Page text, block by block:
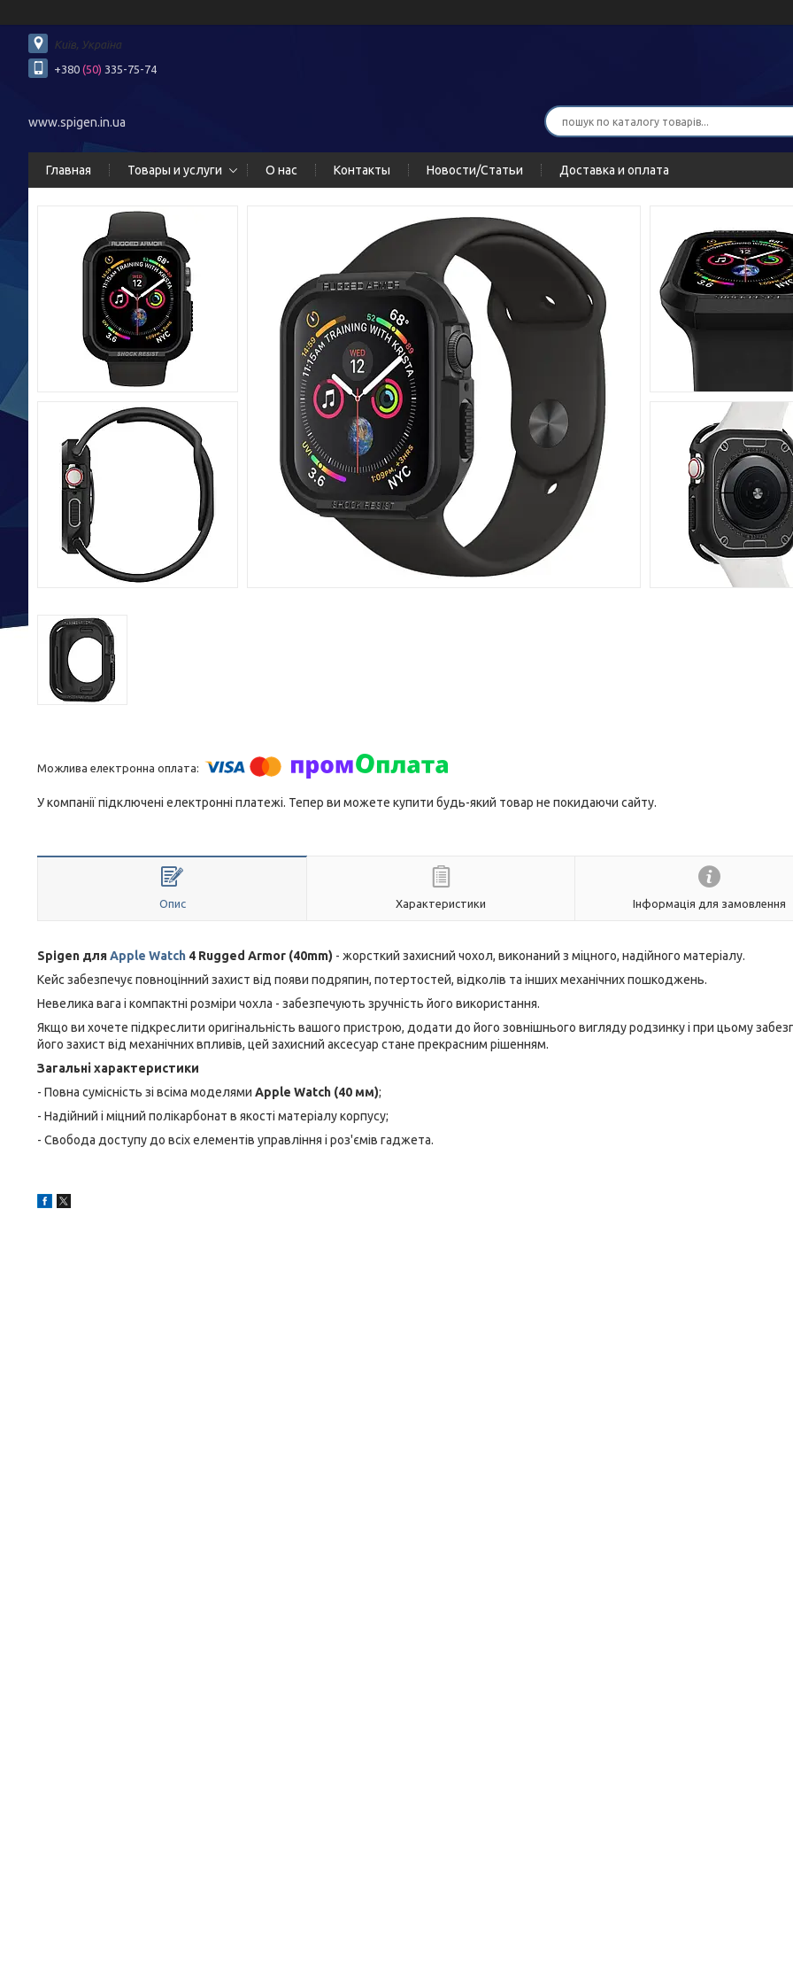
Київ, Україна
+380 (50) 335-75-74
www.spigen.in.ua
Главная Товары и услуги О нас Контакты Новости/Статьи Доставка и оплата
У компанії підключені електронні платежі. Тепер ви можете купити будь-який товар не покидаючи сайту.
Опис Характеристики Інформація для замовлення
Spigen дляApple Watch 4 Rugged Armor (40mm) - жорсткий захисний чохол, виконаний з міцного, надійного матеріалу.
Кейс забезпечує повноцінний захист від появи подряпин, потертостей, відколів та інших механічних пошкоджень.
Невелика вага і компактні розміри чохла - забезпечують зручність його використання.
Якщо ви хочете підкреслити оригінальність вашого пристрою, додати до його зовнішнього вигляду родзинку і при цьому
його захист від механічних впливів, цей захисний аксесуар стане прекрасним рішенням.
Загальні характеристики
- Повна сумісність зі всіма моделями Apple Watch (40 мм);
- Надійний і міцний полікарбонат в якості матеріалу корпусу;
- Свобода доступу до всіх елементів управління і роз'ємів гаджета.